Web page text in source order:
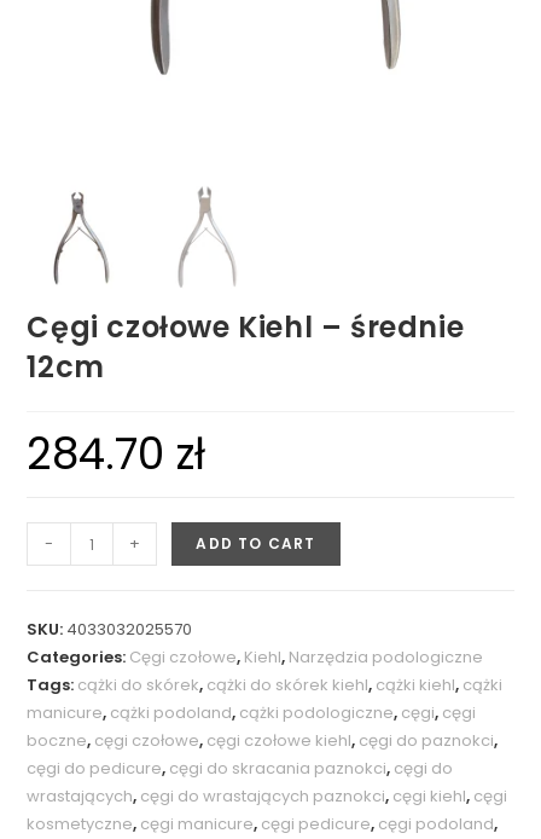
Cęgi czołowe Kiehl – średnie
12cm
284.70 zł
- + ADD TO CART
SKU: 4033032025570
Categories: Cęgi czołowe, Kiehl, Narzędzia podologiczne
Tags: cążki do skórek, cążki do skórek kiehl, cążki kiehl, cążki
manicure, cążki podoland, cążki podologiczne, cęgi, cęgi
boczne, cęgi czołowe, cęgi czołowe kiehl, cęgi do paznokci,
cęgi do pedicure, cęgi do skracania paznokci, cęgi do
wrastających, cęgi do wrastających paznokci, cęgi kiehl, cęgi
kosmetyczne, cęgi manicure, cęgi pedicure, cęgi podoland,